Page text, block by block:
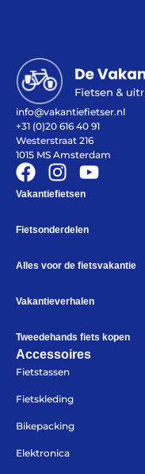
Over ons
Contact
De winkel
Blog
Fietsonderdelen
Sturen
Zadels
Kleding
Meer
info@vakantiefietser.nl
+31 (0)20 616 40 91
Westerstraat 216
1015 MS Amsterdam
Vakantiefietsen
Fietsonderdelen
Alles voor de fietsvakantie
Vakantieverhalen
Tweedehands fiets kopen
Accessoires
Fietstassen
Fietskleding
Bikepacking
Elektronica